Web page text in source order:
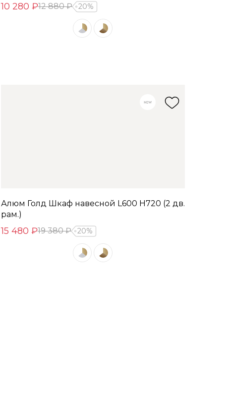
10 280 ₽12 880 ₽ 20%
Алюм Голд Шкаф навесной L600 Н720 (2 дв.
рам.)
15 480 ₽19 380 ₽ 20%